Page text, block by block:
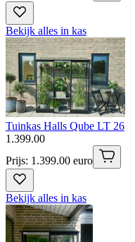
Bekijk alles in kas
Tuinkas Halls Qube LT 26
1 .399.00
Prijs: 1.399.00 euro
Bekijk alles in kas